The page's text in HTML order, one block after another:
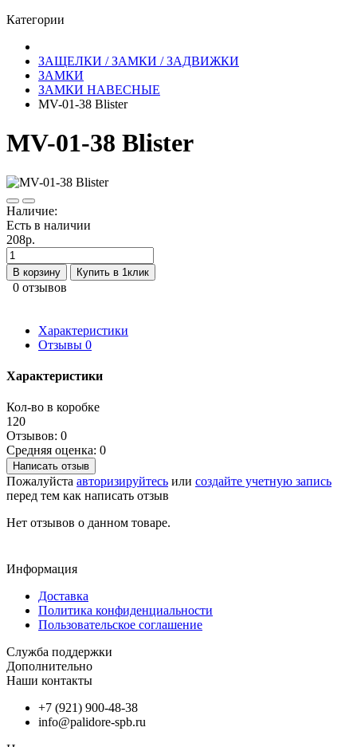
Категории
ЗАЩЕЛКИ / ЗАМКИ / ЗАДВИЖКИ
ЗАМКИ
ЗАМКИ НАВЕСНЫЕ
MV-01-38 Blister
MV-01-38 Blister
Наличие:
Есть в наличии
208р.
В корзину Купить в 1клик
0 отзывов
Характеристики
Отзывы 0
Характеристики
Кол-во в коробке
120
Отзывов: 0
Средняя оценка: 0
Написать отзыв
Пожалуйста авторизируйтесь или создайте учетную запись
перед тем как написать отзыв
Нет отзывов о данном товаре.
Информация
Доставка
Политика конфиденциальности
Пользовательское соглашение
Служба поддержки
Дополнительно
Наши контакты
+7 (921) 900-48-38
info@palidore-spb.ru